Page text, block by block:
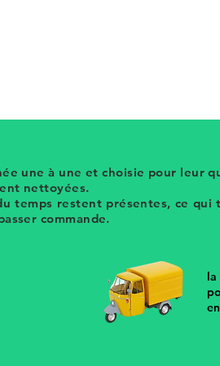
une à une et choisie pour leur
nettoyées.
temps restent présentes, ce
commande.